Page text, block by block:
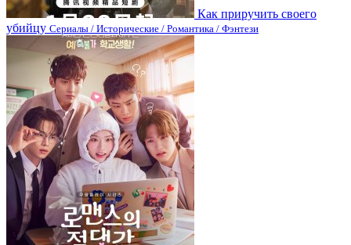
Как приручить своего
убийцу Сериалы / Исторические / Романтика / Фэнтези